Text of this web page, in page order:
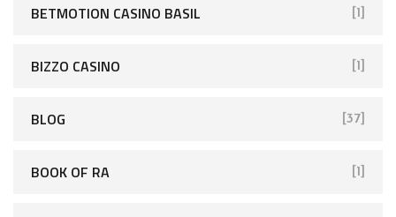
BETMOTION CASINO BASIL [1]
BIZZO CASINO [1]
BLOG [37]
BOOK OF RA [1]